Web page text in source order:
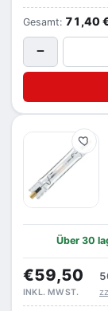
Gesamt: 71,40
−
Über 30
€59,50
INKL. MWST.